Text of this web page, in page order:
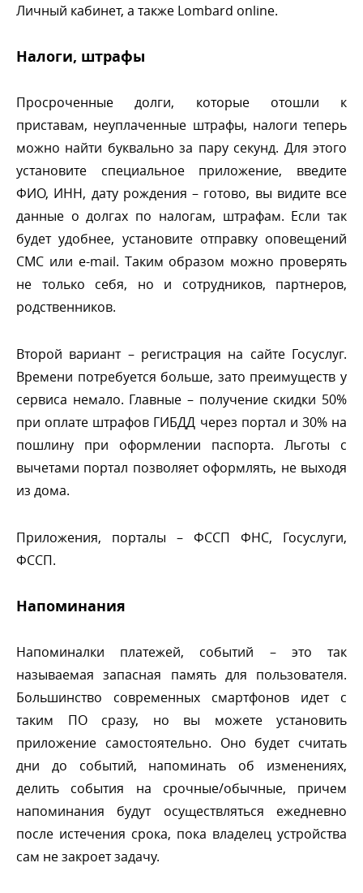
Личный кабинет, а также Lombard online.
Налоги, штрафы
Просроченные долги, которые отошли к
приставам, неуплаченные штрафы, налоги теперь
можно найти буквально за пару секунд. Для этого
установите специальное приложение, введите
ФИО, ИНН, дату рождения – готово, вы видите все
данные о долгах по налогам, штрафам. Если так
удет удобнее, установите отправку оповещений
СМС или e-mail. Таким образом можно проверять
не только себя, но и сотрудников, партнеров,
родственников.
торой вариант – регистрация на сайте Госуслуг.
ремени потребуется больше, зато преимуществ у
сервиса немало. Главные – получение скидки 50%
при оплате штрафов ГИБДД через портал и 30% на
пошлину при оформлении паспорта. Льготы с
ычетами портал позволяет оформлять, не выходя
из дома.
Приложения, порталы – ФССП ФНС, Госуслуги,
ФССП.
Напоминания
Напоминалки платежей, событий – это так
называемая запасная память для пользователя.
Большинство современных смартфонов идет с
таким ПО сразу, но вы можете установить
приложение самостоятельно. Оно будет считать
дни до событий, напоминать об изменениях,
делить события на срочные/обычные, причем
напоминания будут осуществляться ежедневно
после истечения срока, пока владелец устройства
сам не закроет задачу.